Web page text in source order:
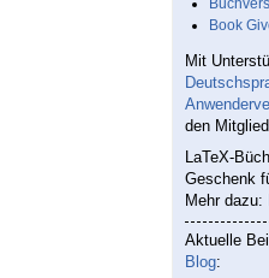
Book
Mit
den
LaTeX-
Geschenk
Mehr dazu:
Aktuelle
Blog: